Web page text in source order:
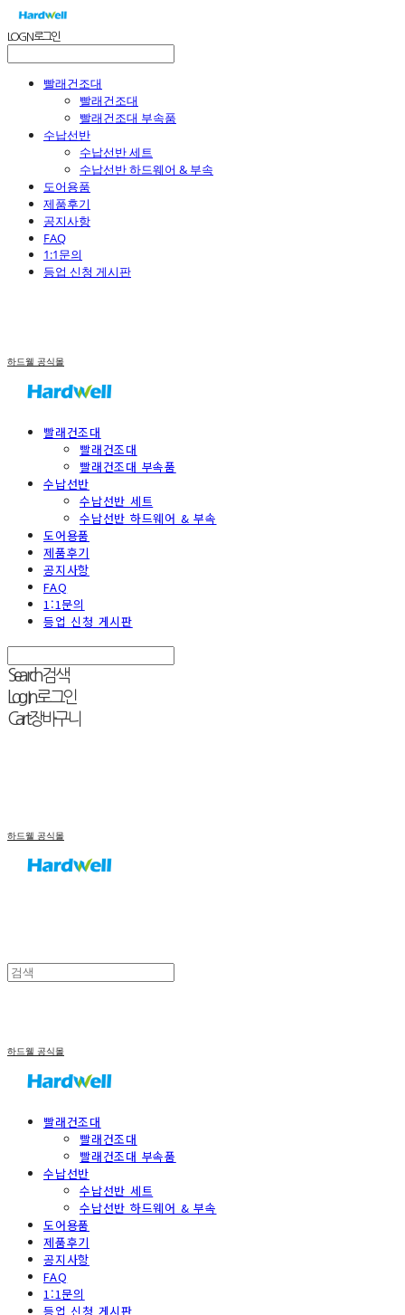
LOG IN로그인
빨래건조대
빨래건조대
빨래건조대 부속품
수납선반
수납선반 세트
수납선반 하드웨어 & 부속
도어용품
제품후기
공지사항
FAQ
1:1문의
등업 신청 게시판
하드웰 공식몰
빨래건조대
빨래건조대
빨래건조대 부속품
수납선반
수납선반 세트
수납선반 하드웨어 & 부속
도어용품
제품후기
공지사항
FAQ
1:1문의
등업 신청 게시판
Search검색
Log In로그인
Cart장바구니
하드웰 공식몰
하드웰 공식몰
빨래건조대
빨래건조대
빨래건조대 부속품
수납선반
수납선반 세트
수납선반 하드웨어 & 부속
도어용품
제품후기
공지사항
FAQ
1:1문의
등업 신청 게시판